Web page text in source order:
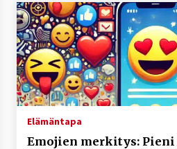
Elämäntapa
Emojien merkitys: Pieni